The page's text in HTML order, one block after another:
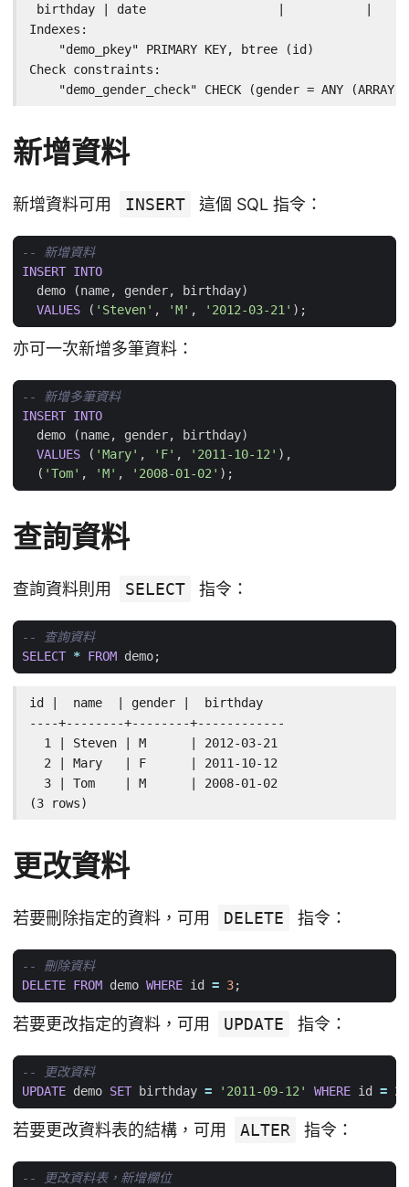
birthday | date                  |           |
Indexes:
    "demo_pkey" PRIMARY KEY, btree (id)
Check constraints:
"demo_gender_check" CHECK (gender = ANY
新增資料
新增資料可用 INSERT 這個 SQL 指令：
INSERT INTO
demo
(name, gender, birthday)
VALUES
( 'Steven' , 'M' , '2012-03-21' );
亦可一次新增多筆資料：
INSERT INTO
demo
(name, gender, birthday)
VALUES
( 'Mary' , 'F' , '2011-10-12' ),
( 'Tom' , 'M' , '2008-01-02' );
查詢資料
查詢資料則用 SELECT 指令：
SELECT * FROM demo;
id |  name  | gender |  birthday
----+--------+--------+------------
  1 | Steven | M      | 2012-03-21
  2 | Mary   | F      | 2011-10-12
  3 | Tom    | M      | 2008-01-02
(3 rows)
更改資料
若要刪除指定的資料，可用 DELETE 指令：
DELETE FROM demo WHERE id = 3;
若要更改指定的資料，可用 UPDATE 指令：
UPDATE demo SET birthday = '2011-09-12' WHERE id = 2
若要更改資料表的結構，可用 ALTER 指令：